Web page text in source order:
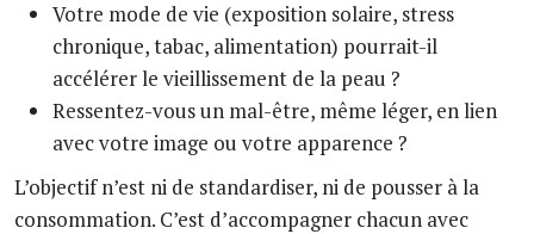
Votre mode de vie (exposition solaire, stress
chronique, tabac, alimentation) pourrait-il
accélérer le vieillissement de la peau ?
Ressentez-vous un mal-être, même léger, en lien
avec votre image ou votre apparence ?
L’objectif n’est ni de standardiser, ni de pousser à la
consommation. C’est d’accompagner chacun avec